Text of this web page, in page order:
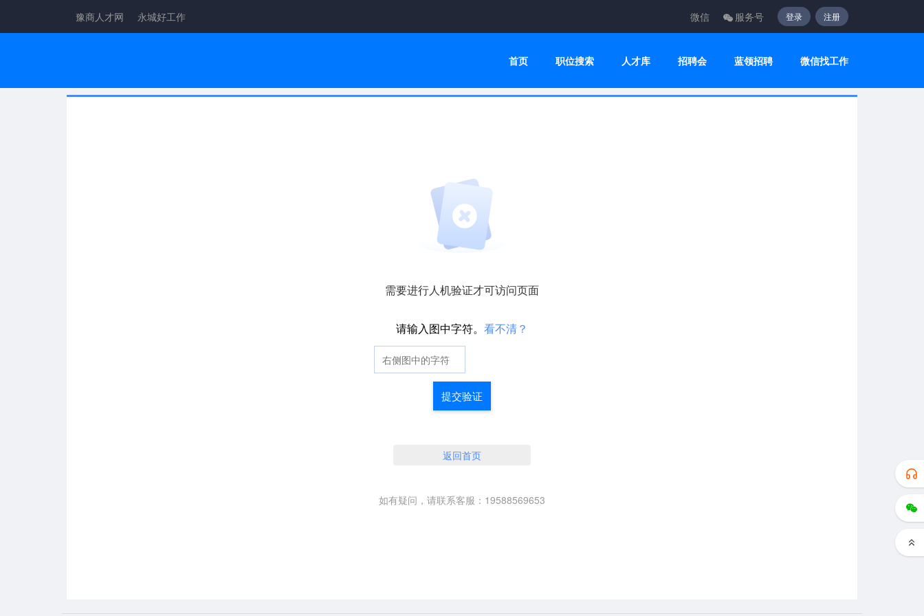
豫商人才网 永城好工作 微信 服务号 登录 注册
首页 职位搜索 人才库 招聘会 蓝领招聘 微信找工作
需要进行人机验证才可访问页面
请输入图中字符。 看不清？
提交验证
返回首页
如有疑问，请联系客服：19588569653